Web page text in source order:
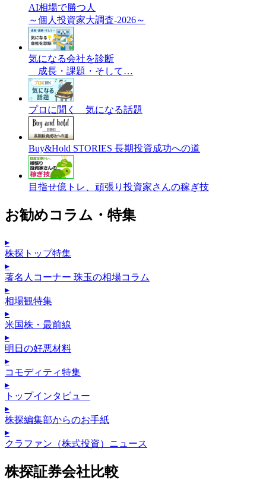
AI相場で勝つ人
～個人投資家大調査-2026～
気になる会社を診断
成長・課題・そして…
プロに聞く 気になる話題
Buy&Hold STORIES 長期投資成功への道
目指せ億トレ、頑張り投資家さんの稼ぎ技
お勧めコラム・特集
▸
株探トップ特集
▸
著名人コーナー 珠玉の相場コラム
▸
相場観特集
▸
米国株・最前線
▸
明日の好悪材料
▸
コモディティ特集
▸
トップインタビュー
▸
株探編集部からのお手紙
▸
クラファン（株式投資）ニュース
株探証券会社比較